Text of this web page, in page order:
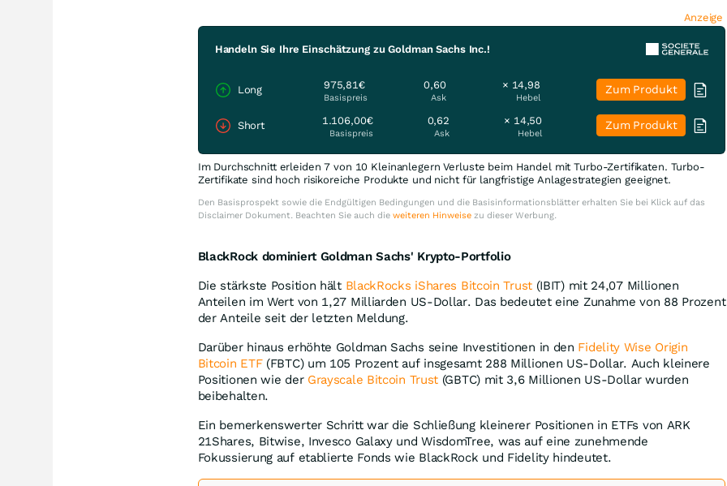
Anzeige
Handeln Sie Ihre Einschätzung zu Goldman Sachs Inc.!
Long 975,81€
Basispreis
0,60
Ask
× 14,98
Hebel
Zum Produkt
Short 1.106,00€
Basispreis
0,62
Ask
× 14,50
Hebel
Zum Produkt
Im Durchschnitt erleiden 7 von 10 Kleinanlegern Verluste beim Handel mit Turbo-Zertifikaten. Turbo-
Zertifikate sind hoch risikoreiche Produkte und nicht für langfristige Anlagestrategien geeignet.
Den Basisprospekt sowie die Endgültigen Bedingungen und die Basisinformationsblätter erhalten Sie bei Klick auf das
Disclaimer Dokument. Beachten Sie auch die weiteren Hinweisezu dieser Werbung.
BlackRock dominiert Goldman Sachs' Krypto-Portfolio
Die stärkste Position hält BlackRocks iShares Bitcoin Trust(IBIT) mit 24,07 Millionen
Anteilen im Wert von 1,27 Milliarden US-Dollar. Das bedeutet eine Zunahme von 88 Prozent
der Anteile seit der letzten Meldung.
Darüber hinaus erhöhte Goldman Sachs seine Investitionen in den Fidelity Wise Origin
Bitcoin ETF(FBTC) um 105 Prozent auf insgesamt 288 Millionen US-Dollar. Auch kleinere
Positionen wie der Grayscale Bitcoin Trust (GBTC) mit 3,6 Millionen US-Dollar wurden
beibehalten.
Ein bemerkenswerter Schritt war die Schließung kleinerer Positionen in ETFs von ARK
21Shares, Bitwise, Invesco Galaxy und WisdomTree, was auf eine zunehmende
Fokussierung auf etablierte Fonds wie BlackRock und Fidelity hindeutet.